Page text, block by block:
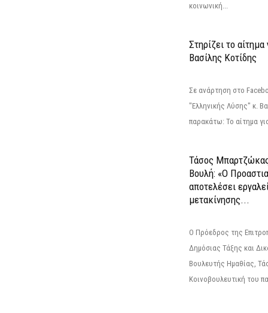
κοινωνική...
Στηρίζει το
Βασίλης Κοτίδης
Σε ανάρτηση στο
"Ελληνικής Λύσης" κ.
παρακάτω: Το αίτημα
Τάσος
Βουλή: «Ο
αποτελέσει
μετακίνησης...
Ο Πρόεδρος της
Δημόσιας Τάξης και
Βουλευτής Ημαθίας,
Κοινοβουλευτική του